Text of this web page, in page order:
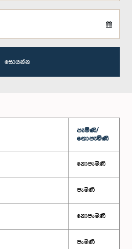
සොයන්න
පැමිණි/
නොපැමිණි
නොපැමිණි
පැමිණි
නොපැමිණි
පැමිණි